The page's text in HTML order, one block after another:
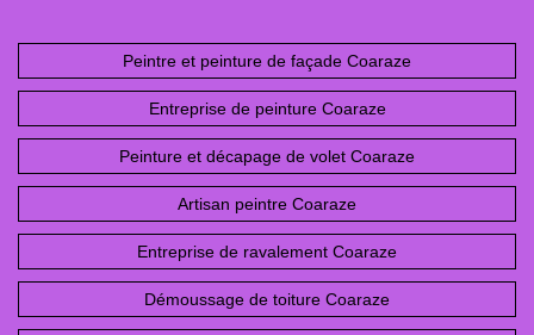
Peintre et peinture de façade Coaraze
Entreprise de peinture Coaraze
Peinture et décapage de volet Coaraze
Artisan peintre Coaraze
Entreprise de ravalement Coaraze
Démoussage de toiture Coaraze